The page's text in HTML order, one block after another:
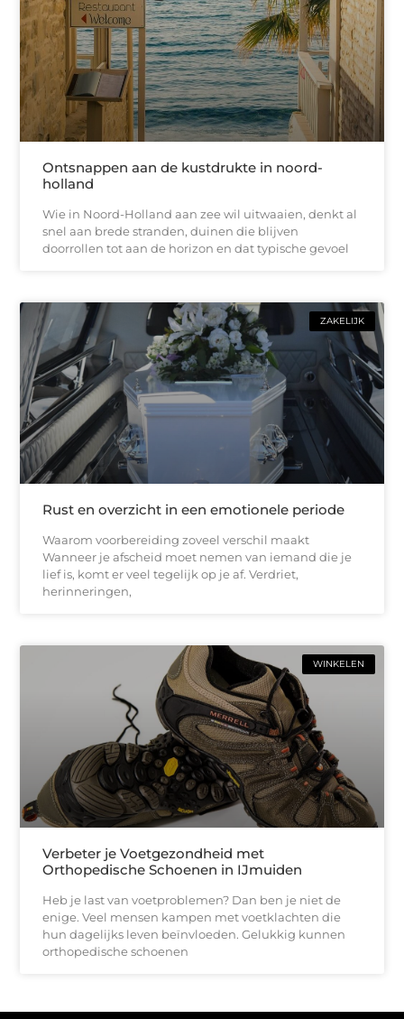
Ontsnappen aan de kustdrukte in noord-
holland
Wie in Noord-Holland aan zee wil uitwaaien, denkt al
snel aan brede stranden, duinen die blijven
doorrollen tot aan de horizon en dat typische gevoel
ZAKELIJK
Rust en overzicht in een emotionele periode
Waarom voorbereiding zoveel verschil maakt
Wanneer je afscheid moet nemen van iemand die je
lief is, komt er veel tegelijk op je af. Verdriet,
herinneringen,
WINKELEN
Verbeter je Voetgezondheid met
Orthopedische Schoenen in IJmuiden
Heb je last van voetproblemen? Dan ben je niet de
enige. Veel mensen kampen met voetklachten die
hun dagelijks leven beïnvloeden. Gelukkig kunnen
orthopedische schoenen